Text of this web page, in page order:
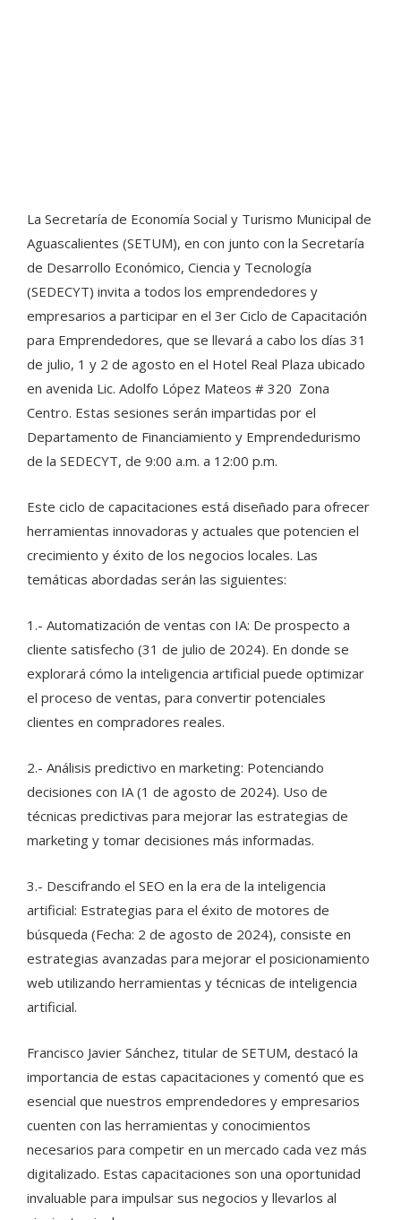
La Secretaría de Economía Social y Turismo Municipal de
Aguascalientes (SETUM), en con junto con la Secretaría
de Desarrollo Económico, Ciencia y Tecnología
(SEDECYT) invita a todos los emprendedores y
empresarios a participar en el 3er Ciclo de Capacitación
para Emprendedores, que se llevará a cabo los días 31
de julio, 1 y 2 de agosto en el Hotel Real Plaza ubicado
en avenida Lic. Adolfo López Mateos # 320 Zona
Centro. Estas sesiones serán impartidas por el
Departamento de Financiamiento y Emprendedurismo
de la SEDECYT, de 9:00 a.m. a 12:00 p.m.
Este ciclo de capacitaciones está diseñado para ofrecer
herramientas innovadoras y actuales que potencien el
crecimiento y éxito de los negocios locales. Las
temáticas abordadas serán las siguientes:
1.- Automatización de ventas con IA: De prospecto a
cliente satisfecho (31 de julio de 2024). En donde se
explorará cómo la inteligencia artificial puede optimizar
el proceso de ventas, para convertir potenciales
clientes en compradores reales.
2.- Análisis predictivo en marketing: Potenciando
decisiones con IA (1 de agosto de 2024). Uso de
técnicas predictivas para mejorar las estrategias de
marketing y tomar decisiones más informadas.
3.- Descifrando el SEO en la era de la inteligencia
artificial: Estrategias para el éxito de motores de
búsqueda (Fecha: 2 de agosto de 2024), consiste en
estrategias avanzadas para mejorar el posicionamiento
web utilizando herramientas y técnicas de inteligencia
artificial.
Francisco Javier Sánchez, titular de SETUM, destacó la
importancia de estas capacitaciones y comentó que es
esencial que nuestros emprendedores y empresarios
cuenten con las herramientas y conocimientos
necesarios para competir en un mercado cada vez más
digitalizado. Estas capacitaciones son una oportunidad
invaluable para impulsar sus negocios y llevarlos al